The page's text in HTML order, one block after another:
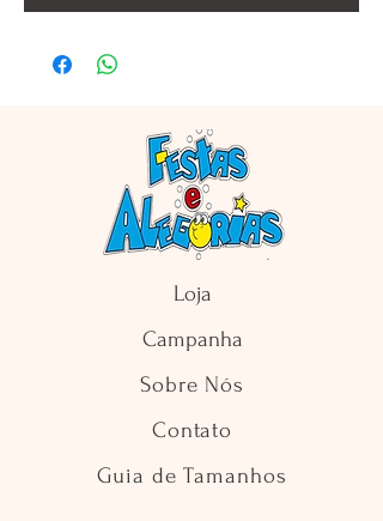
Loja
Campanha
Sobre Nós
Contato
Guia de Tamanhos